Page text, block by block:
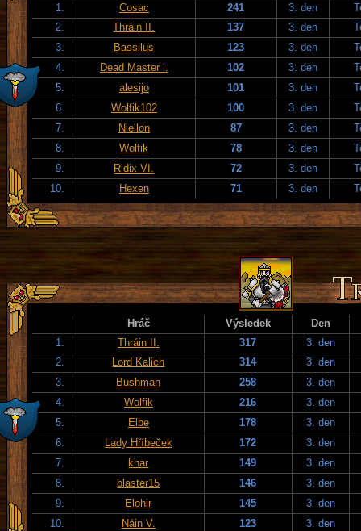
1.
Cosac 241 3. den
2.
Thráin II. 137 3. den
3.
Bassilus 123 3. den
4.
Dead Master l. 102 3. den
5.
alesijo 101 3. den
6.
Wolfik102 100 3. den
7.
Niellon 87 3. den
8.
Wolfik 78 3. den
9.
Ridix VI. 72 3. den
10.
Hexen 71 3. den
Hráč Výsledek
Den
1.
Thráin II. 317
3. den
2.
Lord Kalich 314
3. den
3.
Bushman 258
3. den
4.
Wolfik 216
3. den
5.
Elbe 178
3. den
6.
Lady Hříbeček 172
3. den
7.
khar 149
3. den
8.
blaster15 146
3. den
9.
Elohir 145
3. den
10.
Náin V. 123 3. den